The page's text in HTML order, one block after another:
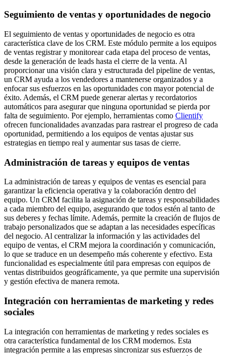
Seguimiento de ventas y oportunidades de negocio
El seguimiento de ventas y oportunidades de negocio es otra
característica clave de los CRM. Este módulo permite a los equipos
de ventas registrar y monitorear cada etapa del proceso de ventas,
desde la generación de leads hasta el cierre de la venta. Al
proporcionar una visión clara y estructurada del pipeline de ventas,
un CRM ayuda a los vendedores a mantenerse organizados y a
enfocar sus esfuerzos en las oportunidades con mayor potencial de
éxito. Además, el CRM puede generar alertas y recordatorios
automáticos para asegurar que ninguna oportunidad se pierda por
falta de seguimiento. Por ejemplo, herramientas como Clientify
ofrecen funcionalidades avanzadas para rastrear el progreso de cada
oportunidad, permitiendo a los equipos de ventas ajustar sus
estrategias en tiempo real y aumentar sus tasas de cierre.
Administración de tareas y equipos de ventas
La administración de tareas y equipos de ventas es esencial para
garantizar la eficiencia operativa y la colaboración dentro del
equipo. Un CRM facilita la asignación de tareas y responsabilidades
a cada miembro del equipo, asegurando que todos estén al tanto de
sus deberes y fechas límite. Además, permite la creación de flujos de
trabajo personalizados que se adaptan a las necesidades específicas
del negocio. Al centralizar la información y las actividades del
equipo de ventas, el CRM mejora la coordinación y comunicación,
lo que se traduce en un desempeño más coherente y efectivo. Esta
funcionalidad es especialmente útil para empresas con equipos de
ventas distribuidos geográficamente, ya que permite una supervisión
y gestión efectiva de manera remota.
Integración con herramientas de marketing y redes
sociales
La integración con herramientas de marketing y redes sociales es
otra característica fundamental de los CRM modernos. Esta
integración permite a las empresas sincronizar sus esfuerzos de